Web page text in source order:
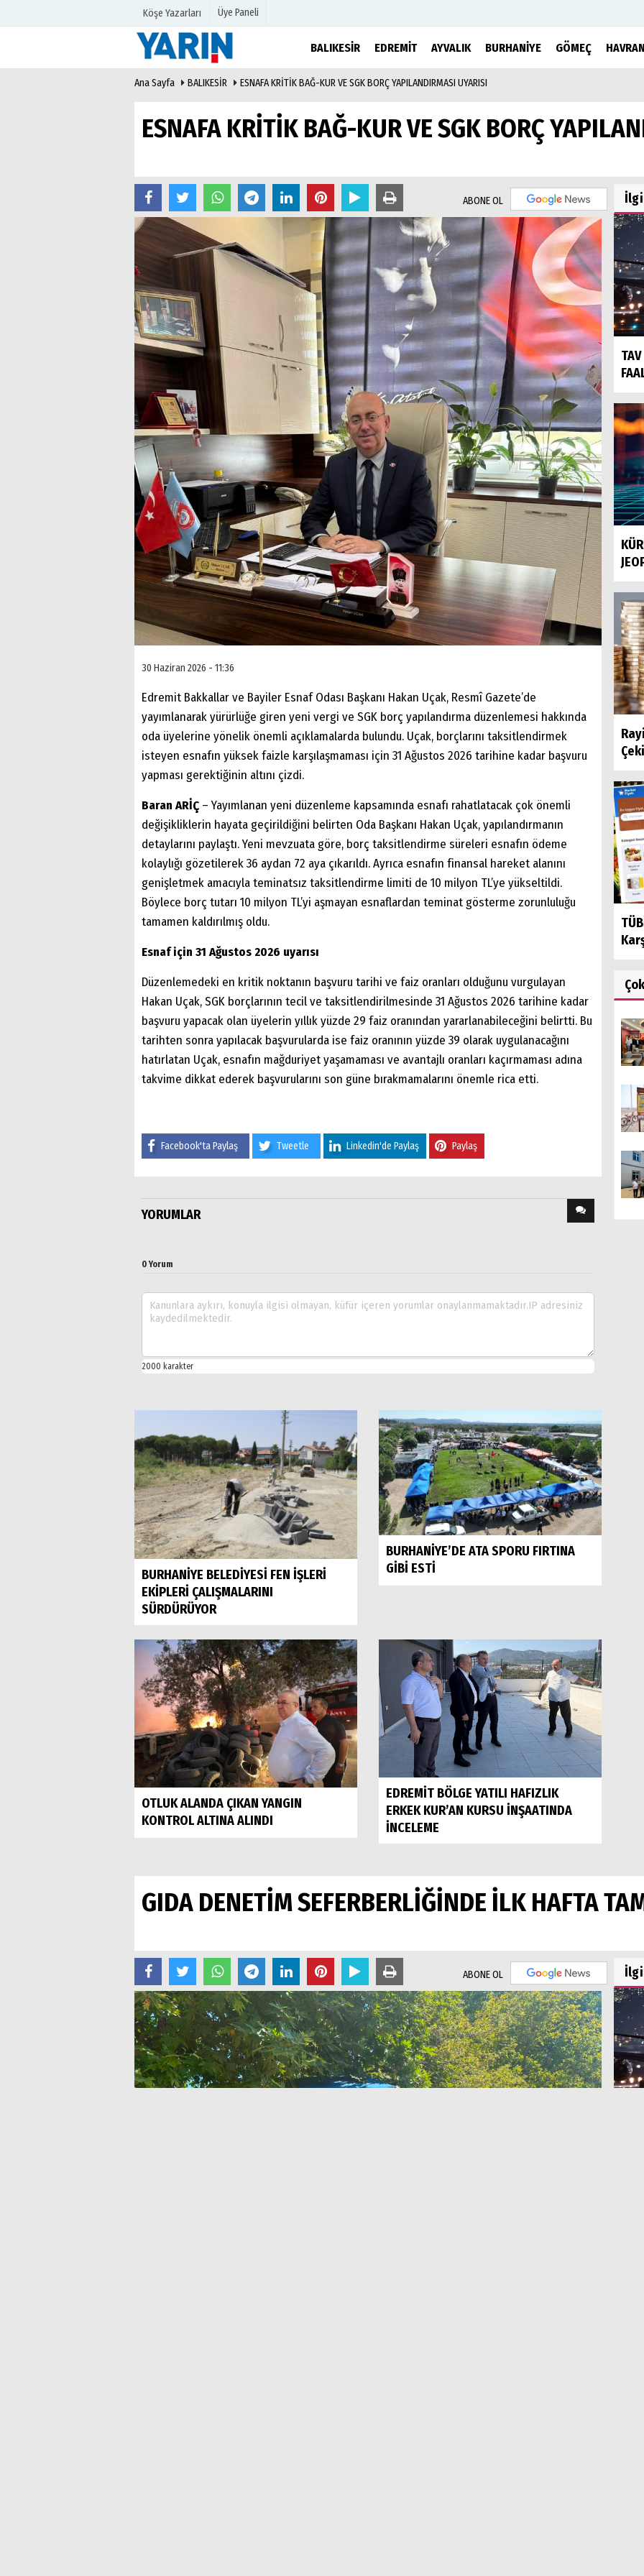
Köşe Yazarları Üye Paneli
BALIKESİR EDREMİT AYVALIK BURHANİYE GÖMEÇ HAVRAN
Hava Durumu
Anketler
Ana Sayfa BALIKESİR ESNAFA KRİTİK BAĞ-KUR VE SGK BORÇ YAPILANDIRMASI UYARISI
ESNAFA KRİTİK BAĞ-KUR VE SGK BORÇ
ABONE OL
30 Haziran 2026 - 11:36
Edremit Bakkallar ve Bayiler Esnaf Odası Başkanı Hakan Uçak, Resmî Gazete’de
yayımlanarak yürürlüğe giren yeni vergi ve SGK borç yapılandırma düzenlemesi hakkında
oda üyelerine yönelik önemli açıklamalarda bulundu. Uçak, borçlarını taksitlendirmek
isteyen esnafın yüksek faizle karşılaşmaması için 31 Ağustos 2026 tarihine kadar başvuru
yapması gerektiğinin altını çizdi.
Baran ARİÇ – Yayımlanan yeni düzenleme kapsamında esnafı rahatlatacak çok önemli
değişikliklerin hayata geçirildiğini belirten Oda Başkanı Hakan Uçak, yapılandırmanın
detaylarını paylaştı. Yeni mevzuata göre, borç taksitlendirme süreleri esnafın ödeme
kolaylığı gözetilerek 36 aydan 72 aya çıkarıldı. Ayrıca esnafın finansal hareket alanını
genişletmek amacıyla teminatsız taksitlendirme limiti de 10 milyon TL’ye yükseltildi.
Böylece borç tutarı 10 milyon TL’yi aşmayan esnaflardan teminat gösterme zorunluluğu
tamamen kaldırılmış oldu.
Esnaf için 31 Ağustos 2026 uyarısı
Düzenlemedeki en kritik noktanın başvuru tarihi ve faiz oranları olduğunu vurgulayan
Hakan Uçak, SGK borçlarının tecil ve taksitlendirilmesinde 31 Ağustos 2026 tarihine kadar
başvuru yapacak olan üyelerin yıllık yüzde 29 faiz oranından yararlanabileceğini belirtti. Bu
tarihten sonra yapılacak başvurularda ise faiz oranının yüzde 39 olarak uygulanacağını
hatırlatan Uçak, esnafın mağduriyet yaşamaması ve avantajlı oranları kaçırmaması adına
takvime dikkat ederek başvurularını son güne bırakmamalarını önemle rica etti.
Facebook'ta Paylaş Tweetle Linkedin'de Paylaş Paylaş
YORUMLAR
0 Yorum
BURHANİYE BELEDİYESİ FEN İŞLERİ
EKİPLERİ ÇALIŞMALARINI
SÜRDÜRÜYOR
BURHANİYE’DE ATA SPORU FIRTINA
GİBİ ESTİ
OTLUK ALANDA ÇIKAN YANGIN
KONTROL ALTINA ALINDI
EDREMİT BÖLGE YATILI HAFIZLIK
ERKEK KUR’AN KURSU İNŞAATINDA
İNCELEME
GIDA DENETİM SEFERBERLİĞİNDE İLK HAFTA
ABONE OL